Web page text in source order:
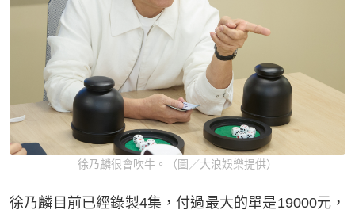
徐乃麟很會吹牛。（圖／大浪娛樂提供）
徐乃麟目前已經錄製4集，付過最大的單是19000元，